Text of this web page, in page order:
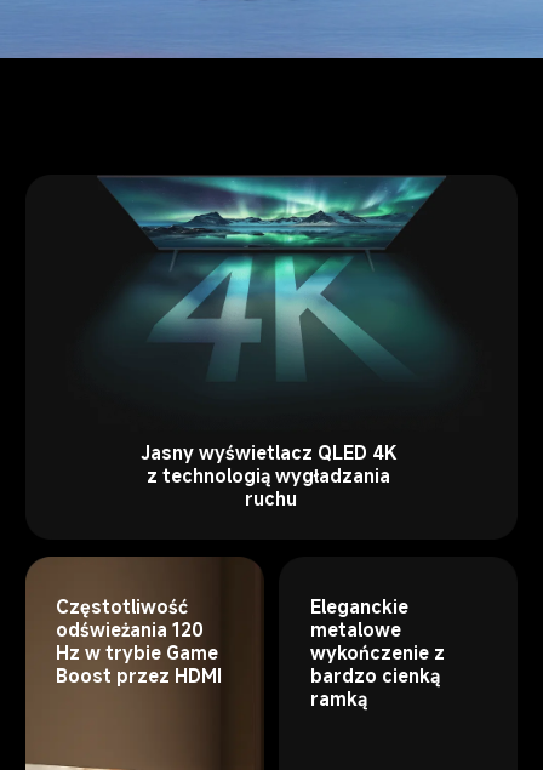
Jasny wyświetlacz QLED 4K
z technologią wygładzania
ruchu
Częstotliwość
odświeżania 120
Hz w trybie Game
Boost przez HDMI
Eleganckie
metalowe
wykończenie z
bardzo cienką
ramką